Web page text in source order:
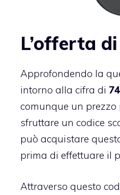
L’offerta
Approfondendo la
intorno alla cifra di
comunque un prezzo
sfruttare un codice
può acquistare
prima di effettuare il
Attraverso questo